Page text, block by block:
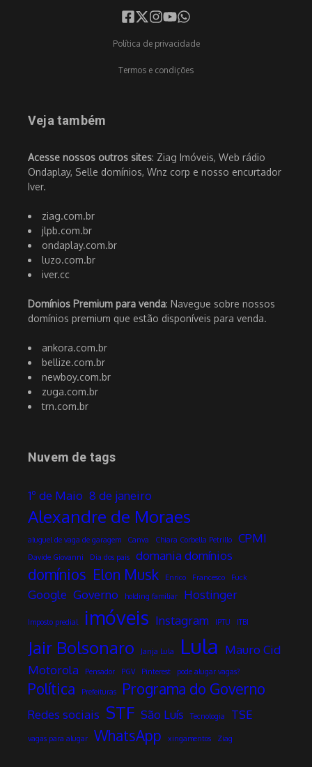
Política de privacidade
Termos e condições
Veja também
Acesse nossos outros sites: Ziag Imóveis, Web rádio
Ondaplay, Selle domínios, Wnz corp e nosso encurtador
Iver.
ziag.com.br
jlpb.com.br
ondaplay.com.br
luzo.com.br
iver.cc
Domínios Premium para venda: Navegue sobre nossos
domínios premium que estão disponíveis para venda.
ankora.com.br
bellize.com.br
newboy.com.br
zuga.com.br
trn.com.br
Nuvem de tags
1º de Maio 8 de janeiro
Alexandre de Moraes
aluguel de vaga de garagem Canva Chiara Corbella Petrillo CPMI
Davide Giovanni Dia dos pais domania domínios
domínios Elon Musk Enrico Francesco Fuck
Google Governo holding familiar Hostinger
Imposto predial imóveis Instagram IPTU ITBI
Jair Bolsonaro Janja Lula Lula Mauro Cid
Motorola
Pensador PGV Pinterest pode alugar vagas?
Política Prefeituras Programa do Governo
Redes sociais STF São Luís Tecnologia TSE
vagas para alugar WhatsApp xingamentos Ziag